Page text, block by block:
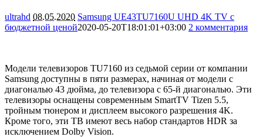
ultrahd 08.05.2020 Samsung UE43TU7160U UHD 4K TV с
бюджетной ценой2020-05-20T18:01:01+03:00 2 комментария
Модели телевизоров TU7160 из седьмой серии от компании
Samsung доступны в пяти размерах, начиная от модели с
диагональю 43 дюйма, до телевизора с 65-й диагональю. Эти
телевизоры оснащены современным SmartTV Tizen 5.5,
тройным тюнером и дисплеем высокого разрешения 4K.
Кроме того, эти ТВ имеют весь набор стандартов HDR за
исключением Dolby Vision.